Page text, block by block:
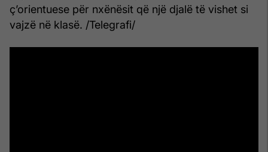
ç’orientuese për nxënësit që një djalë të vishet si
vajzë në klasë. /Telegrafi/